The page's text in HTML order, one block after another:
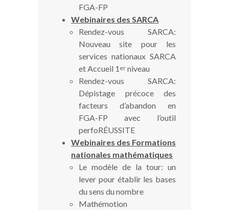
FGA-FP
Webinaires des SARCA
Rendez-vous SARCA:
Nouveau site pour les
services nationaux SARCA
et Accueil 1 er niveau
Rendez-vous SARCA:
Dépistage précoce des
facteurs d’abandon en
FGA-FP avec l’outil
perfoRÉUSSITE
Webinaires des Formations
nationales mathématiques
Le modèle de la tour: un
lever pour établir les bases
du sens du nombre
Mathémotion